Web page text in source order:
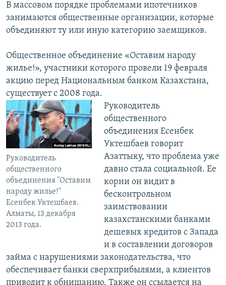
В массовом порядке проблемами ипотечников
занимаются общественные организации, которые
объединяют ту или иную категорию заемщиков.
Общественное объединение «Оставим народу
жилье!», участники которого провели 19 февраля
акцию перед Национальным банком Казахстана,
существует с 2008 года.
Руководитель
общественного
объединения "Оставим
народу жилье!"
Есенбек Уктешбаев.
Алматы, 13 декабря
2013 года.
​Руководитель
общественного
объединения Есенбек
Уктешбаев говорит
Азаттыку, что проблема уже
давно стала социальной. Ее
корни он видит в
бесконтрольном
заимствовании
казахстанскими банками
дешевых кредитов с Запада
и в составлении договоров
займа с нарушениями законодательства, что
обеспечивает банки сверхприбылями, а клиентов
приводит к обнищанию. Также он ссылается на